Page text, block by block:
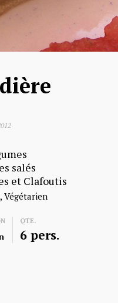
salés
et Clafoutis
Végétarien
QTE.
6 pers.